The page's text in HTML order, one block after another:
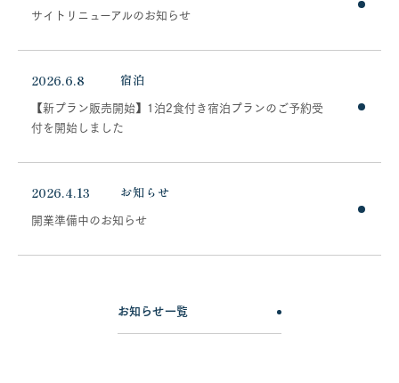
サイトリニューアルのお知らせ
2026.6.8 宿泊
【新プラン販売開始】1泊2食付き宿泊プランのご予約受
付を開始しました
2026.4.13 お知らせ
開業準備中のお知らせ
お知らせ一覧